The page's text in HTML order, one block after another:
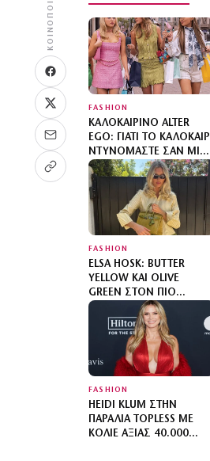
ΚΟΙΝΟΠΟΊΗΣΗ
FASHION
ΚΑΛΟΚΑΙΡΙΝΌ ALTER
EGO: ΓΙΑΤΊ ΤΟ ΚΑΛΟΚΑΊΡΙ
ΝΤΥΝΌΜΑΣΤΕ ΣΑΝ ΜΙΑ
«ΆΛΛΗ»;
FASHION
ELSA HOSK: BUTTER
YELLOW ΚΑΙ OLIVE
GREEN ΣΤΟΝ ΠΙΟ
SOPHISTICATED
ΧΡΩΜΑΤΙΚΌ
ΣΥΝΔΥΑΣΜΌ ΜΕ MIX N’
MATCH ΜΟΤΊΒΑ
FASHION
HEIDI KLUM ΣΤΗΝ
ΠΑΡΑΛΊΑ TOPLESS ΜΕ
ΚΟΛΙΈ ΑΞΊΑΣ 40.000